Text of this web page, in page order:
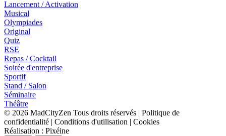
Lancement / Activation
Musical
Olympiades
Original
Quiz
RSE
Repas / Cocktail
Soirée d'entreprise
Sportif
Stand / Salon
Séminaire
Théâtre
© 2026 MadCityZen Tous droits réservés | Politique de
confidentialité | Conditions d'utilisation | Cookies
Réalisation : Pixéine